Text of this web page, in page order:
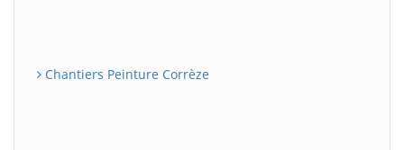
Chantiers Peinture Corrèze